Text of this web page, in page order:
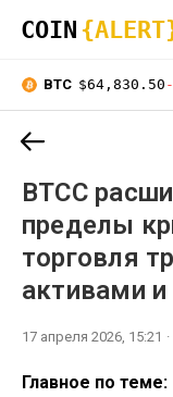
COIN
BTC $64,830.50
BTCC
пределы
торговля
активами
17 апреля 2026, 15:21
Главное по теме: